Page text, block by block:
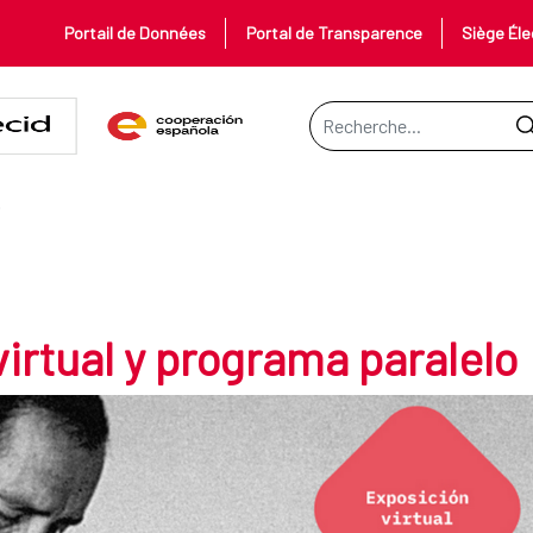
paralelo
Portail de Données Portal de Transparence Siège
Barre de recherche
y programa paralelo